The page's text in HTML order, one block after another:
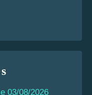
03/08/2026